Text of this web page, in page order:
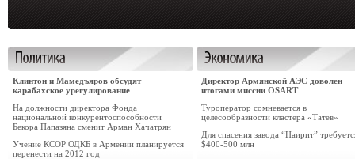
Клинтон и Мамедъяров обсудят
карабахское урегулирование
На должности директора Фонда
национальной конкурентоспособности
Бекора Папазяна сменит Арман Хачатрян
Учение КСОР ОДКБ в Армении планируется
перенести на 2012 год
Директор Армянской АЭС доволен
итогами миссии OSART
Туроператор сомневается в
целесообразности кластера «Татев»
Для cпасения завода “Наирит”
$400-500 млн